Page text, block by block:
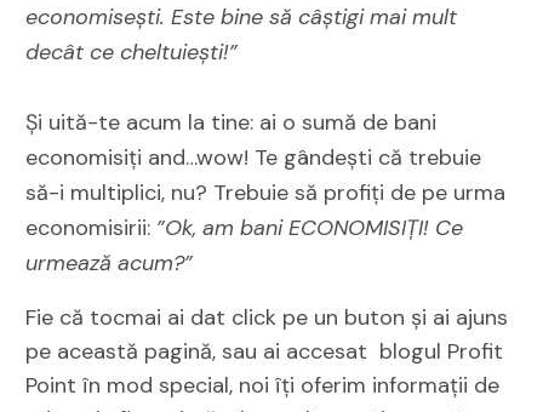
economisești. Este bine să câștigi mai mult
decât ce cheltuiești!”
Și uită-te acum la tine: ai o sumă de bani
economisiți and…wow! Te gândești că trebuie
să-i multiplici, nu? Trebuie să profiți de pe urma
economisirii: ”Ok, am bani ECONOMISIȚI! Ce
urmează acum?”
Fie că tocmai ai dat click pe un buton și ai ajuns
pe această pagină, sau ai accesat blogul Profit
Point în mod special, noi îți oferim informații de